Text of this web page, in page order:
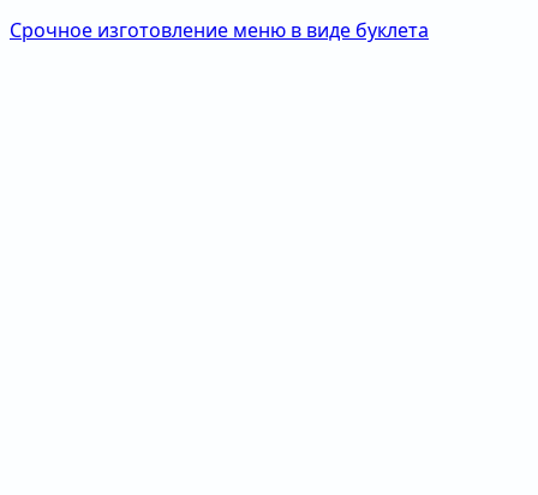
Срочное изготовление меню в виде буклета